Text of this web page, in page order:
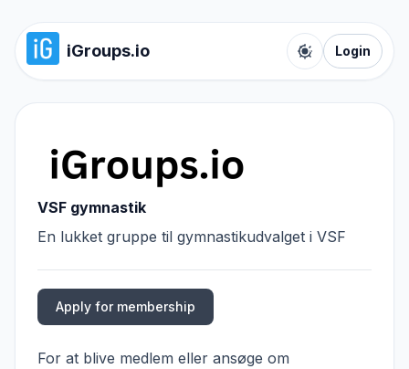
iGroups.io
Toggle color
Login
VSF gymnastik
En lukket gruppe til gymnastikudvalget i VSF
Apply for membership
For at blive medlem eller ansøge om